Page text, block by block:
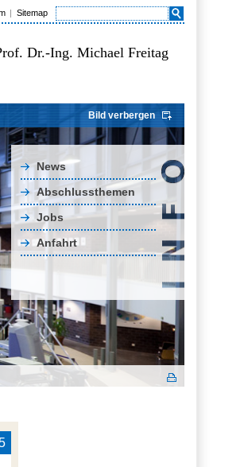
Sitemap
Dr.-Ing. Michael Freitag
Bild verbergen
News
Abschlussthemen
Jobs
Anfahrt